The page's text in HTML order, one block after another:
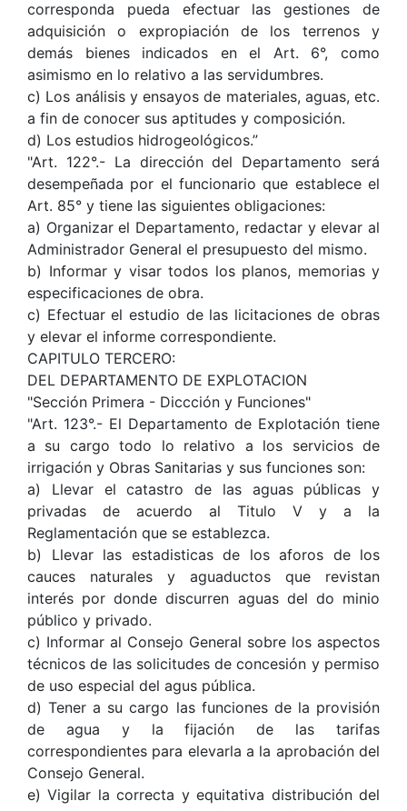
corresponda pueda efectuar las gestiones de
adquisición o expropiación de los terrenos y
demás bienes indicados en el Art. 6°, como
asimismo en lo relativo a las servidumbres.
c) Los análisis y ensayos de materiales, aguas, etc.
a fin de conocer sus aptitudes y composición.
d) Los estudios hidrogeológicos.”
"Art. 122°.- La dirección del Departamento será
desempeñada por el funcionario que establece el
Art. 85° y tiene las siguientes obligaciones:
a) Organizar el Departamento, redactar y elevar al
Administrador General el presupuesto del mismo.
b) Informar y visar todos los planos, memorias y
especificaciones de obra.
c) Efectuar el estudio de las licitaciones de obras
y elevar el informe correspondiente.
CAPITULO TERCERO:
DEL DEPARTAMENTO DE EXPLOTACION
"Sección Primera - Diccción y Funciones"
"Art. 123°.- El Departamento de Explotación tiene
a su cargo todo lo relativo a los servicios de
irrigación y Obras Sanitarias y sus funciones son:
a) Llevar el catastro de las aguas públicas y
privadas de acuerdo al Titulo V y a la
Reglamentación que se establezca.
b) Llevar las estadisticas de los aforos de los
cauces naturales y aguaductos que revistan
interés por donde discurren aguas del do minio
público y privado.
c) Informar al Consejo General sobre los aspectos
técnicos de las solicitudes de concesión y permiso
de uso especial del agus pública.
d) Tener a su cargo las funciones de la provisión
de agua y la fijación de las tarifas
correspondientes para elevarla a la aprobación del
Consejo General.
e) Vigilar la correcta y equitativa distribución del